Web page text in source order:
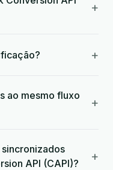
+
+
ao mesmo fluxo
+
API (CAPI)?
+